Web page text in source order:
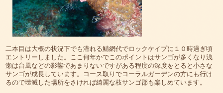
二本目は大概の状況下でも潜れる鯖網代でロックケイプに１０時過ぎ頃
エントリーしました。ここ何年かでこのポイントはサンゴが多くなり浅
瀬は台風などの影響であまりないですがある程度の深度をとると小さな
サンゴが成長しています。コース取りでコーラルガーデンの方にも行け
るので壊滅した場所をさければ綺麗な枝サンゴ郡も楽しめています。